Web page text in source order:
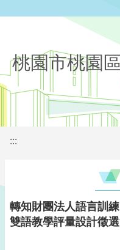
桃園市桃園
:::
轉知財團法人語言訓
雙語教學評量設計徵選